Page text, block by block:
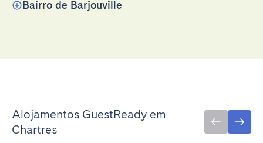
Bairro de Barjouville
Alojamentos GuestReady em
Chartres